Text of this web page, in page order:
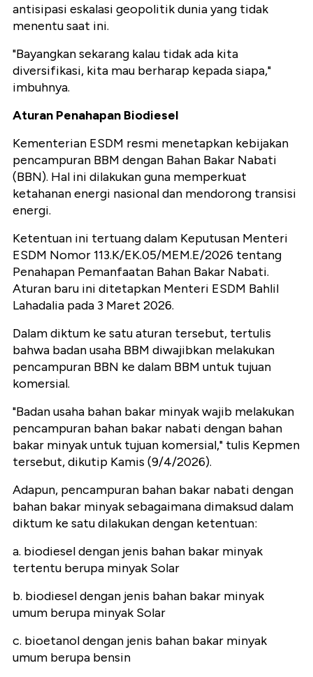
antisipasi eskalasi geopolitik dunia yang tidak
menentu saat ini.
"Bayangkan sekarang kalau tidak ada kita
diversifikasi, kita mau berharap kepada siapa,"
imbuhnya.
Aturan Penahapan Biodiesel
Kementerian ESDM resmi menetapkan kebijakan
pencampuran BBM dengan Bahan Bakar Nabati
(BBN). Hal ini dilakukan guna memperkuat
ketahanan energi nasional dan mendorong transisi
energi.
Ketentuan ini tertuang dalam Keputusan Menteri
ESDM Nomor 113.K/EK.05/MEM.E/2026 tentang
Penahapan Pemanfaatan Bahan Bakar Nabati.
Aturan baru ini ditetapkan Menteri ESDM Bahlil
Lahadalia pada 3 Maret 2026.
Dalam diktum ke satu aturan tersebut, tertulis
bahwa badan usaha BBM diwajibkan melakukan
pencampuran BBN ke dalam BBM untuk tujuan
komersial.
"Badan usaha bahan bakar minyak wajib melakukan
pencampuran bahan bakar nabati dengan bahan
bakar minyak untuk tujuan komersial," tulis Kepmen
tersebut, dikutip Kamis (9/4/2026).
Adapun, pencampuran bahan bakar nabati dengan
bahan bakar minyak sebagaimana dimaksud dalam
diktum ke satu dilakukan dengan ketentuan:
a. biodiesel dengan jenis bahan bakar minyak
tertentu berupa minyak Solar
b. biodiesel dengan jenis bahan bakar minyak
umum berupa minyak Solar
c. bioetanol dengan jenis bahan bakar minyak
umum berupa bensin